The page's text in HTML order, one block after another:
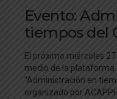
Evento:
tiempos del
El próximo miércoles
medio de la plataforma
“Administración en
organizado por